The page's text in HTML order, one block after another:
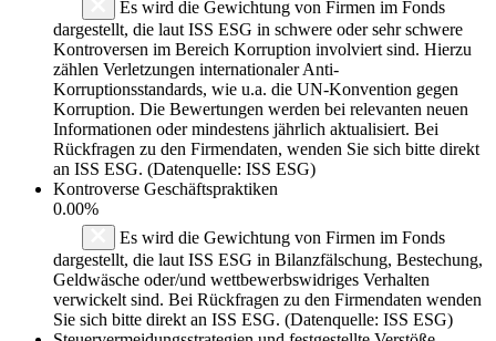
Es wird die Gewichtung von Firmen im Fonds
dargestellt, die laut ISS ESG in schwere oder sehr schwere
Kontroversen im Bereich Korruption involviert sind. Hierzu
zählen Verletzungen internationaler Anti-
Korruptionsstandards, wie u.a. die UN-Konvention gegen
Korruption. Die Bewertungen werden bei relevanten neuen
Informationen oder mindestens jährlich aktualisiert. Bei
Rückfragen zu den Firmendaten, wenden Sie sich bitte direkt
an ISS ESG. (Datenquelle: ISS ESG)
Kontroverse Geschäftspraktiken
0.00%
Es wird die Gewichtung von Firmen im Fonds
dargestellt, die laut ISS ESG in Bilanzfälschung, Bestechung,
Geldwäsche oder/und wettbewerbswidriges Verhalten
verwickelt sind. Bei Rückfragen zu den Firmendaten wenden
Sie sich bitte direkt an ISS ESG. (Datenquelle: ISS ESG)